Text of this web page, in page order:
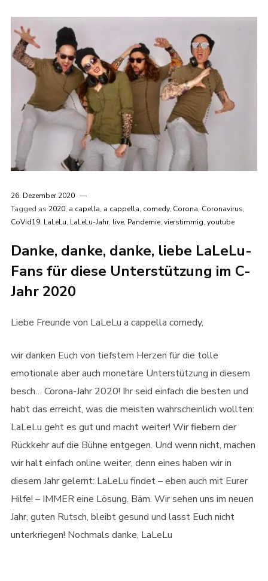
26. Dezember 2020
Tagged as 2020, a capella, a cappella, comedy, Corona, Coronavirus,
CoVid19, LaLeLu, LaLeLu-Jahr, live, Pandemie, vierstimmig, youtube
Danke, danke, danke, liebe LaLeLu-
Fans für diese Unterstützung im C-
Jahr 2020
Liebe Freunde von LaLeLu a cappella comedy,
wir danken Euch von tiefstem Herzen für die tolle
emotionale aber auch monetäre Unterstützung in diesem
besch… Corona-Jahr 2020! Ihr seid einfach die besten und
habt das erreicht, was die meisten wahrscheinlich wollten:
LaLeLu geht es gut und macht weiter! Wir fiebern der
Rückkehr auf die Bühne entgegen. Und wenn nicht, machen
wir halt einfach online weiter, denn eines haben wir in
diesem Jahr gelernt: LaLeLu findet – eben auch mit Eurer
Hilfe! – IMMER eine Lösung. Bäm. Wir sehen uns im neuen
Jahr, guten Rutsch, bleibt gesund und lasst Euch nicht
unterkriegen! Nochmals danke, LaLeLu